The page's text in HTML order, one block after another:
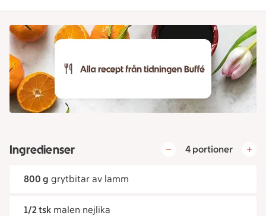
Ingredienser 4 portioner
800 g grytbitar av lamm
1/2 tsk malen nejlika